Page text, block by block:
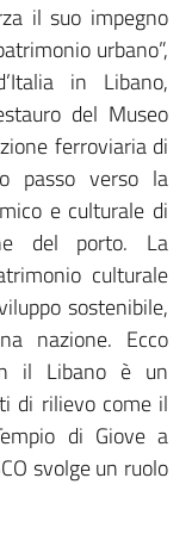
il suo impegno
urbano”,
in Libano,
del Museo
ferroviaria di
passo verso la
e culturale di
del porto. La
culturale
sostenibile,
nazione. Ecco
il Libano è un
di rilievo come il
di Giove a
svolge un ruolo